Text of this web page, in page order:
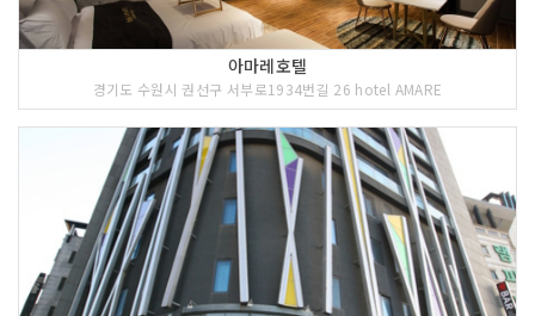
아마레호텔
경기도 수원시 권선구 서부로1934번길 26 hotel AMARE